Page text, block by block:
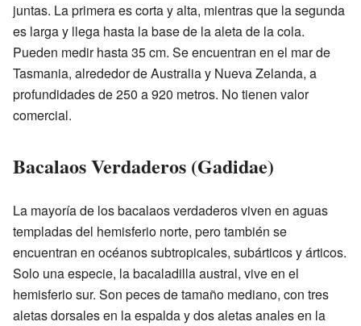
juntas. La primera es corta y alta, mientras que la segunda
es larga y llega hasta la base de la aleta de la cola.
Pueden medir hasta 35 cm. Se encuentran en el mar de
Tasmania, alrededor de Australia y Nueva Zelanda, a
profundidades de 250 a 920 metros. No tienen valor
comercial.
Bacalaos Verdaderos (Gadidae)
La mayoría de los bacalaos verdaderos viven en aguas
templadas del hemisferio norte, pero también se
encuentran en océanos subtropicales, subárticos y árticos.
Solo una especie, la bacaladilla austral, vive en el
hemisferio sur. Son peces de tamaño mediano, con tres
aletas dorsales en la espalda y dos aletas anales en la